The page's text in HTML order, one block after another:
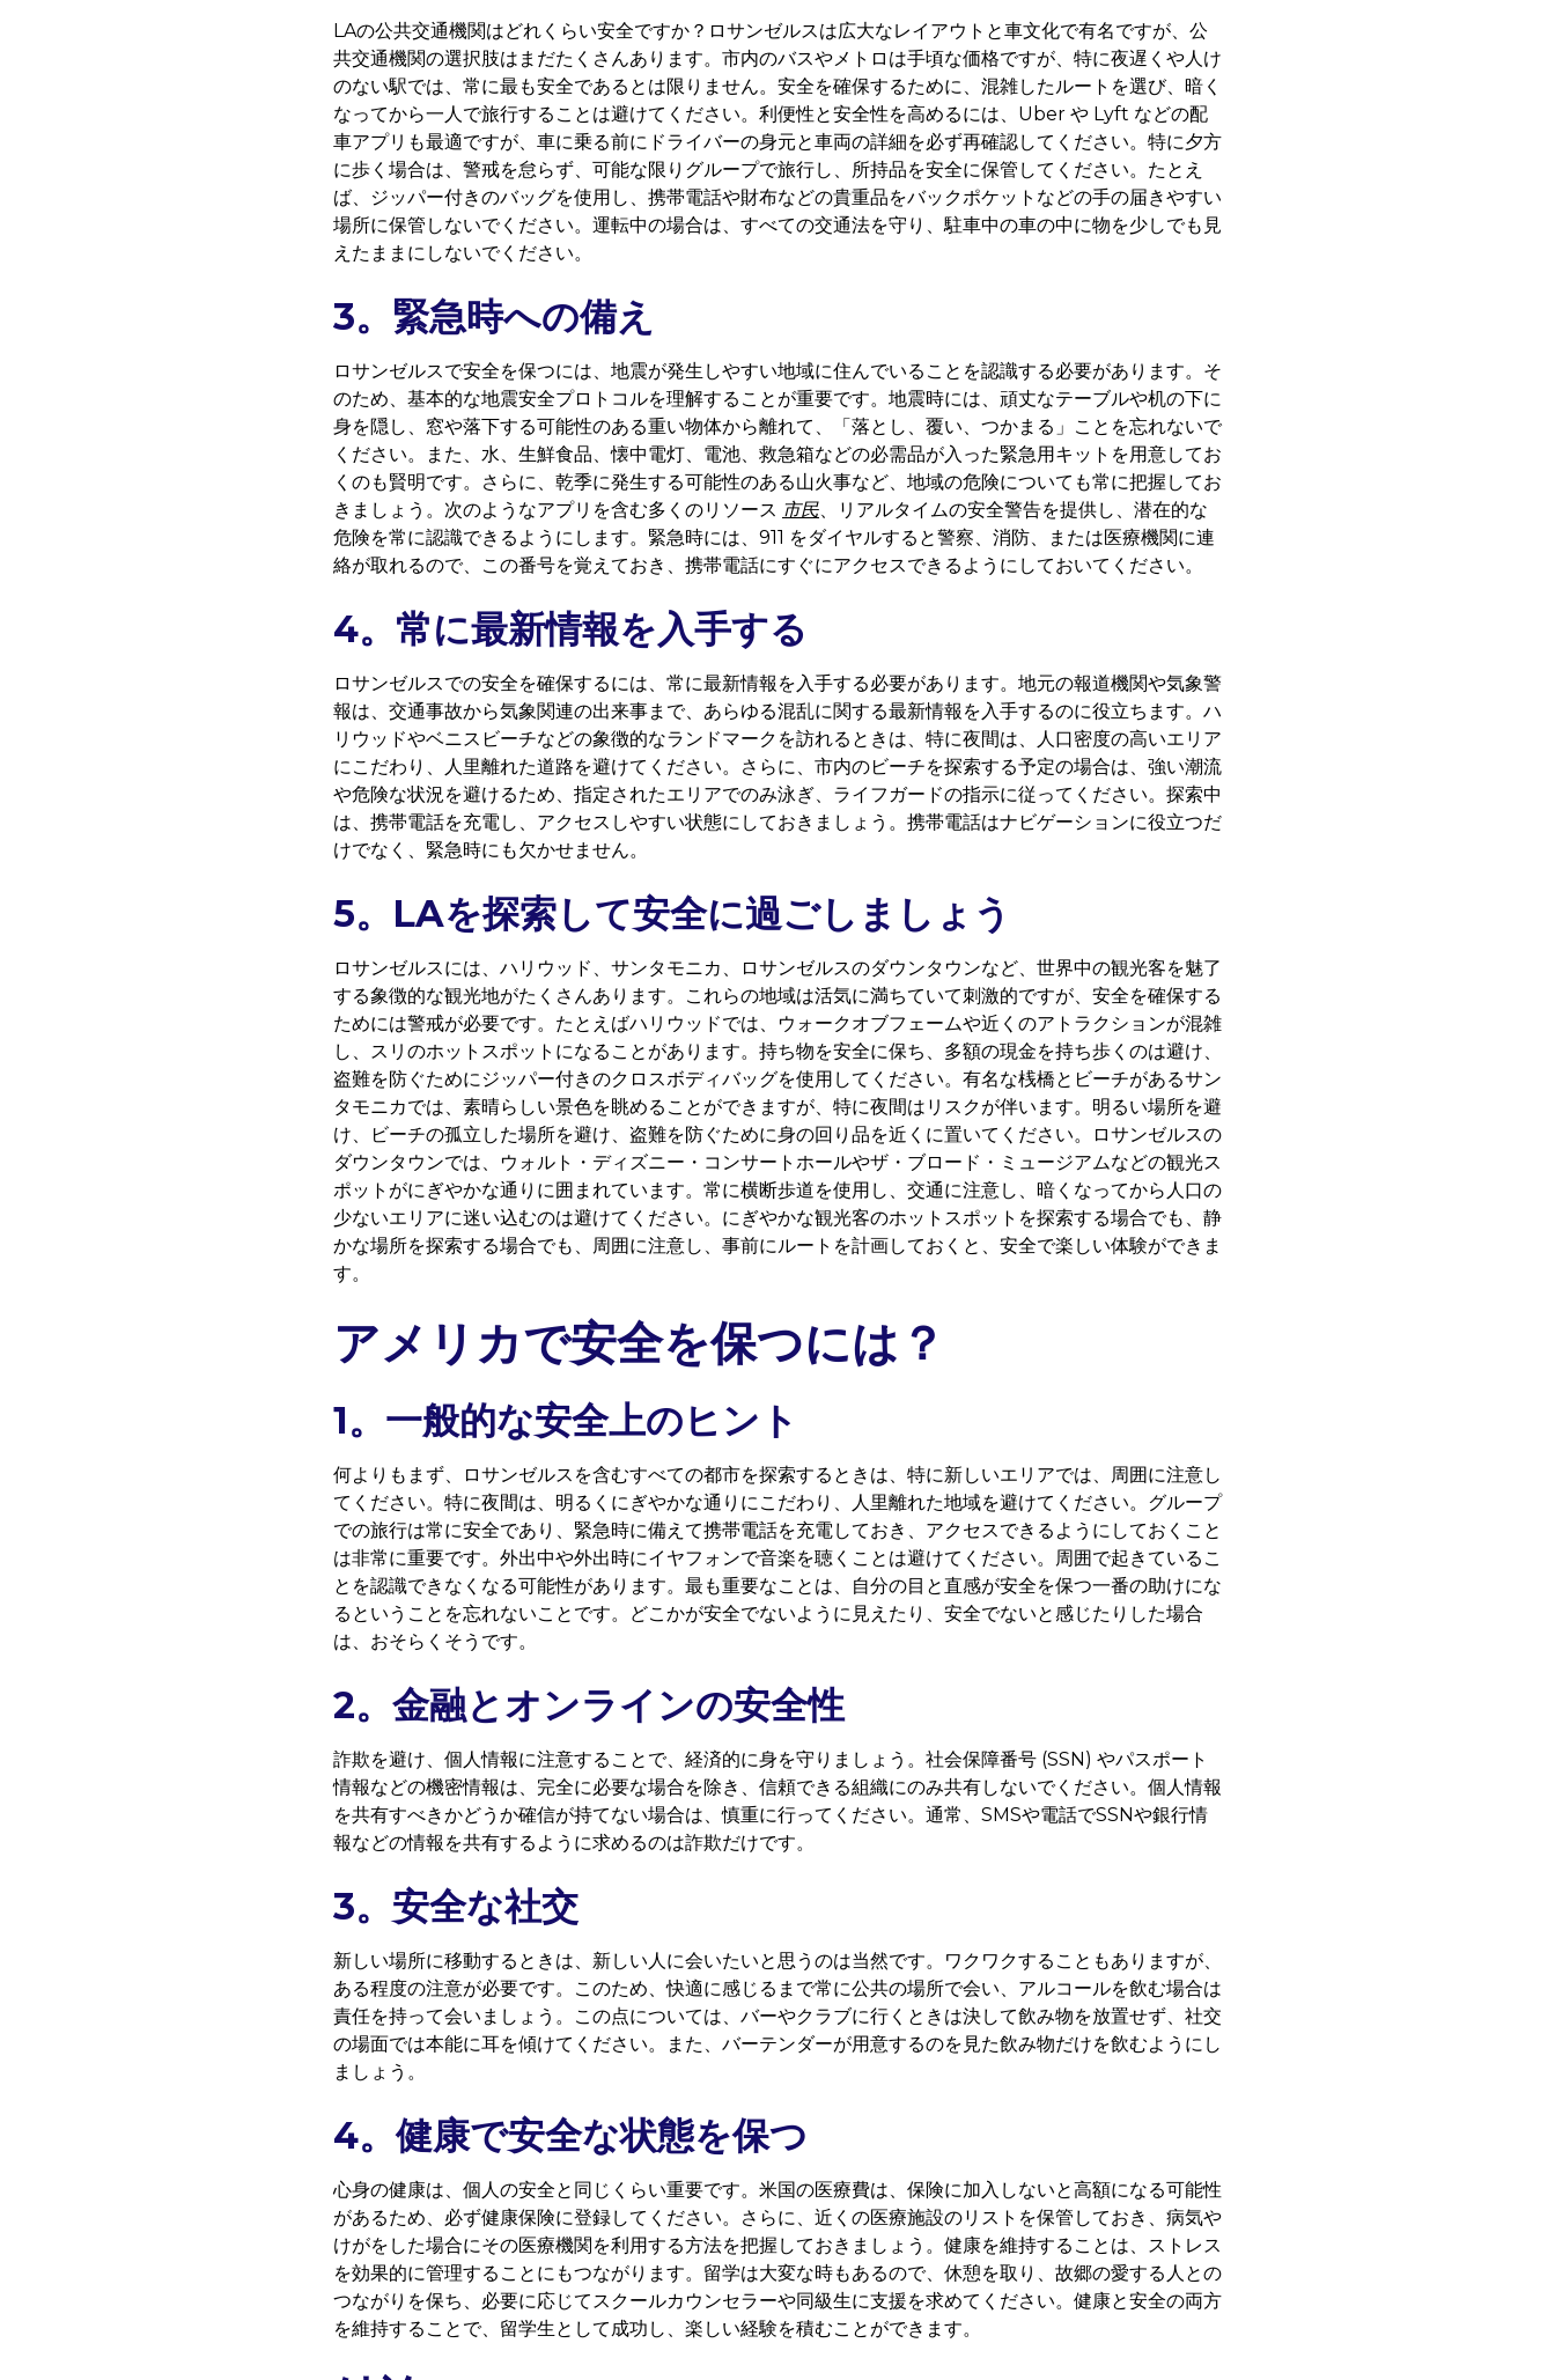
LAの公共交通機関はどれくらい安全ですか？ロサンゼルスは広大なレイアウトと車文化で有名ですが、公
共交通機関の選択肢はまだたくさんあります。市内のバスやメトロは手頃な価格ですが、特に夜遅くや人け
のない駅では、常に最も安全であるとは限りません。安全を確保するために、混雑したルートを選び、暗く
なってから一人で旅行することは避けてください。利便性と安全性を高めるには、Uber や Lyft などの配
車アプリも最適ですが、車に乗る前にドライバーの身元と車両の詳細を必ず再確認してください。特に夕方
に歩く場合は、警戒を怠らず、可能な限りグループで旅行し、所持品を安全に保管してください。たとえ
ば、ジッパー付きのバッグを使用し、携帯電話や財布などの貴重品をバックポケットなどの手の届きやすい
場所に保管しないでください。運転中の場合は、すべての交通法を守り、駐車中の車の中に物を少しでも見
えたままにしないでください。
3。緊急時への備え
ロサンゼルスで安全を保つには、地震が発生しやすい地域に住んでいることを認識する必要があります。そ
のため、基本的な地震安全プロトコルを理解することが重要です。地震時には、頑丈なテーブルや机の下に
身を隠し、窓や落下する可能性のある重い物体から離れて、「落とし、覆い、つかまる」ことを忘れないで
ください。また、水、生鮮食品、懐中電灯、電池、救急箱などの必需品が入った緊急用キットを用意してお
くのも賢明です。さらに、乾季に発生する可能性のある山火事など、地域の危険についても常に把握してお
きましょう。次のようなアプリを含む多くのリソース 市民 、リアルタイムの安全警告を提供し、潜在的な
危険を常に認識できるようにします。緊急時には、911 をダイヤルすると警察、消防、または医療機関に連
絡が取れるので、この番号を覚えておき、携帯電話にすぐにアクセスできるようにしておいてください。
4。常に最新情報を入手する
ロサンゼルスでの安全を確保するには、常に最新情報を入手する必要があります。地元の報道機関や気象警
報は、交通事故から気象関連の出来事まで、あらゆる混乱に関する最新情報を入手するのに役立ちます。ハ
リウッドやベニスビーチなどの象徴的なランドマークを訪れるときは、特に夜間は、人口密度の高いエリア
にこだわり、人里離れた道路を避けてください。さらに、市内のビーチを探索する予定の場合は、強い潮流
や危険な状況を避けるため、指定されたエリアでのみ泳ぎ、ライフガードの指示に従ってください。探索中
は、携帯電話を充電し、アクセスしやすい状態にしておきましょう。携帯電話はナビゲーションに役立つだ
けでなく、緊急時にも欠かせません。
5。LAを探索して安全に過ごしましょう
ロサンゼルスには、ハリウッド、サンタモニカ、ロサンゼルスのダウンタウンなど、世界中の観光客を魅了
する象徴的な観光地がたくさんあります。これらの地域は活気に満ちていて刺激的ですが、安全を確保する
ためには警戒が必要です。たとえばハリウッドでは、ウォークオブフェームや近くのアトラクションが混雑
し、スリのホットスポットになることがあります。持ち物を安全に保ち、多額の現金を持ち歩くのは避け、
盗難を防ぐためにジッパー付きのクロスボディバッグを使用してください。有名な桟橋とビーチがあるサン
タモニカでは、素晴らしい景色を眺めることができますが、特に夜間はリスクが伴います。明るい場所を避
け、ビーチの孤立した場所を避け、盗難を防ぐために身の回り品を近くに置いてください。ロサンゼルスの
ダウンタウンでは、ウォルト・ディズニー・コンサートホールやザ・ブロード・ミュージアムなどの観光ス
ポットがにぎやかな通りに囲まれています。常に横断歩道を使用し、交通に注意し、暗くなってから人口の
少ないエリアに迷い込むのは避けてください。にぎやかな観光客のホットスポットを探索する場合でも、静
かな場所を探索する場合でも、周囲に注意し、事前にルートを計画しておくと、安全で楽しい体験ができま
す。
アメリカで安全を保つには？
1。一般的な安全上のヒント
何よりもまず、ロサンゼルスを含むすべての都市を探索するときは、特に新しいエリアでは、周囲に注意し
てください。特に夜間は、明るくにぎやかな通りにこだわり、人里離れた地域を避けてください。グループ
での旅行は常に安全であり、緊急時に備えて携帯電話を充電しておき、アクセスできるようにしておくこと
は非常に重要です。外出中や外出時にイヤフォンで音楽を聴くことは避けてください。周囲で起きているこ
とを認識できなくなる可能性があります。最も重要なことは、自分の目と直感が安全を保つ一番の助けにな
るということを忘れないことです。どこかが安全でないように見えたり、安全でないと感じたりした場合
は、おそらくそうです。
2。金融とオンラインの安全性
詐欺を避け、個人情報に注意することで、経済的に身を守りましょう。社会保障番号 (SSN) やパスポート
情報などの機密情報は、完全に必要な場合を除き、信頼できる組織にのみ共有しないでください。個人情報
を共有すべきかどうか確信が持てない場合は、慎重に行ってください。通常、SMSや電話でSSNや銀行情
報などの情報を共有するように求めるのは詐欺だけです。
3。安全な社交
新しい場所に移動するときは、新しい人に会いたいと思うのは当然です。ワクワクすることもありますが、
ある程度の注意が必要です。このため、快適に感じるまで常に公共の場所で会い、アルコールを飲む場合は
責任を持って会いましょう。この点については、バーやクラブに行くときは決して飲み物を放置せず、社交
の場面では本能に耳を傾けてください。また、バーテンダーが用意するのを見た飲み物だけを飲むようにし
ましょう。
4。健康で安全な状態を保つ
心身の健康は、個人の安全と同じくらい重要です。米国の医療費は、保険に加入しないと高額になる可能性
があるため、必ず健康保険に登録してください。さらに、近くの医療施設のリストを保管しておき、病気や
けがをした場合にその医療機関を利用する方法を把握しておきましょう。健康を維持することは、ストレス
を効果的に管理することにもつながります。留学は大変な時もあるので、休憩を取り、故郷の愛する人との
つながりを保ち、必要に応じてスクールカウンセラーや同級生に支援を求めてください。健康と安全の両方
を維持することで、留学生として成功し、楽しい経験を積むことができます。